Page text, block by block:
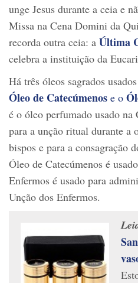
unge Jesus durante a ceia e
Missa na Cena Domini da
recorda outra ceia: a Última
celebra a instituição da
Há três óleos sagrados
Óleo de Catecúmenos e o
é o óleo perfumado usado
para a unção ritual durante a
bispos e para a consagração
Óleo de Catecúmenos é
Enfermos é usado para
Unção dos Enfermos.